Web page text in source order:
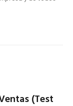
(Test